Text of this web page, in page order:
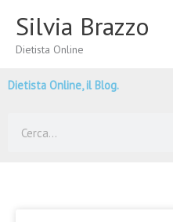
contenuto
Silvia Brazzo
Dietista Online
Dietista Online, il Blog.